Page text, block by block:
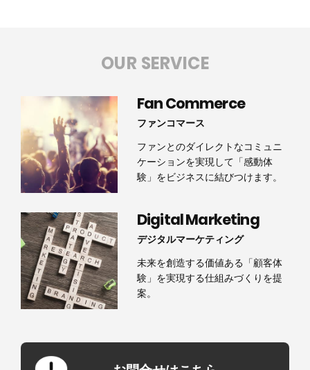
OUR SERVICE
Fan Commerce
ファンコマース
ファンとのダイレクトなコミュニ
ケーションを実現して「感動体
験」をビジネスに結びつけます。
Digital Marketing
デジタルマーケティング
未来を創造する価値ある「顧客体
験」を実現する仕組みづくりを提
案。